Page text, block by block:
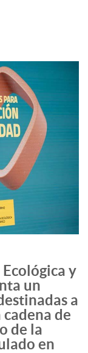
y
un
a
de
de la
en